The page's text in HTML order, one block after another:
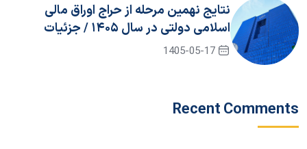
نتایج نهمین مرحله از حراج اوراق مالی
اسلامی دولتی در سال ۱۴۰۵ / جزئیات
برگزاری حراج دهم
1405-05-17
Recent Comments